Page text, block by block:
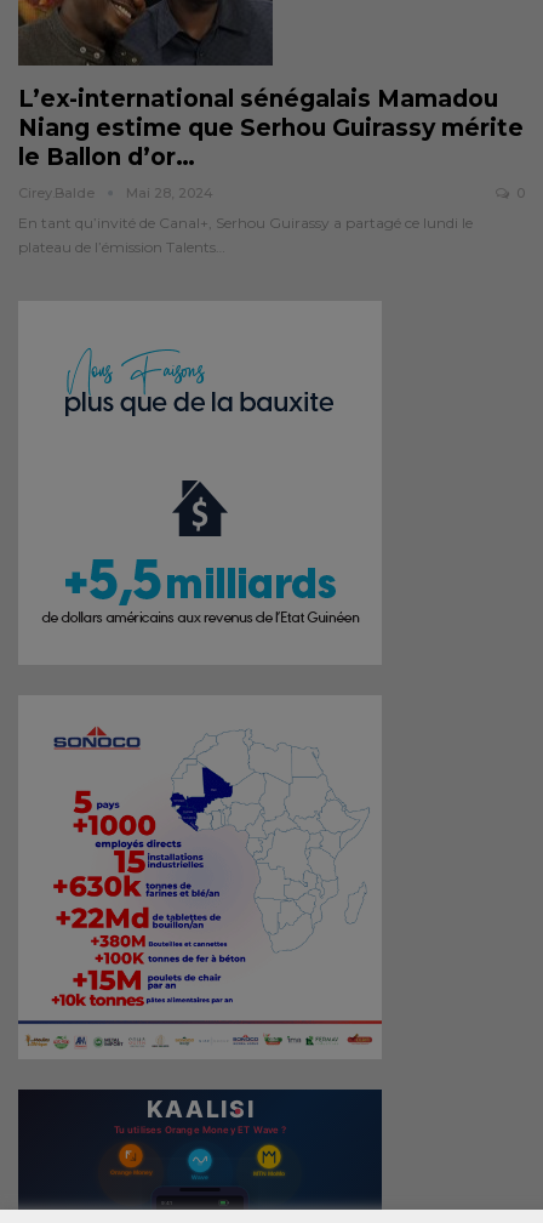
L’ex-international sénégalais Mamadou
Niang estime que Serhou Guirassy mérite
le Ballon d’or…
Cirey.balde Mai 28, 2024 0
En tant qu’invité de Canal+, Serhou Guirassy a partagé ce lundi le
plateau de l’émission Talents…